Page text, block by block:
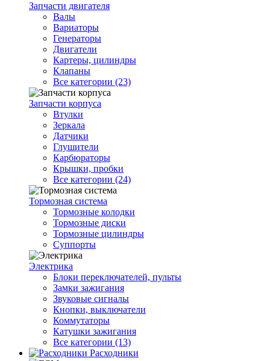
Запчасти двигателя
Валы
Вариаторы
Генераторы
Двигатели
Картеры, цилиндры
Клапаны
Все категории (23)
Запчасти корпуса
Втулки
Зеркала
Датчики
Глушители
Карбюраторы
Крышки, пробки
Все категории (24)
Тормозная система
Тормозные колодки
Тормозные диски
Тормозные цилиндры
Суппорты
Электрика
Блоки переключателей, пульты
Замки зажигания
Звуковые сигналы
Кнопки, выключатели
Коммутаторы
Катушки зажигания
Все категории (13)
Расходники